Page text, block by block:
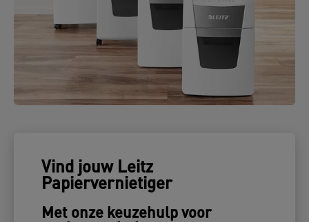
Vind jouw Leitz
Papiervernietiger
Met onze keuzehulp voor